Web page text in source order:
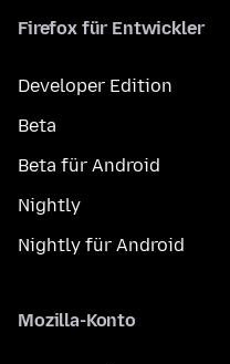
Firefox für Entwickler
Developer Edition
Beta
Beta für Android
Nightly
Nightly für Android
Mozilla-Konto